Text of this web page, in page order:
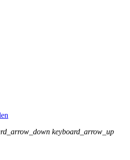
keyboard_arrow_up